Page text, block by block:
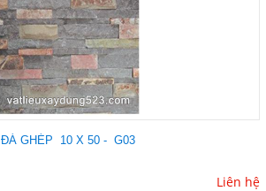
ĐÁ GHÉP 10 X 50 - G03
Liên hệ